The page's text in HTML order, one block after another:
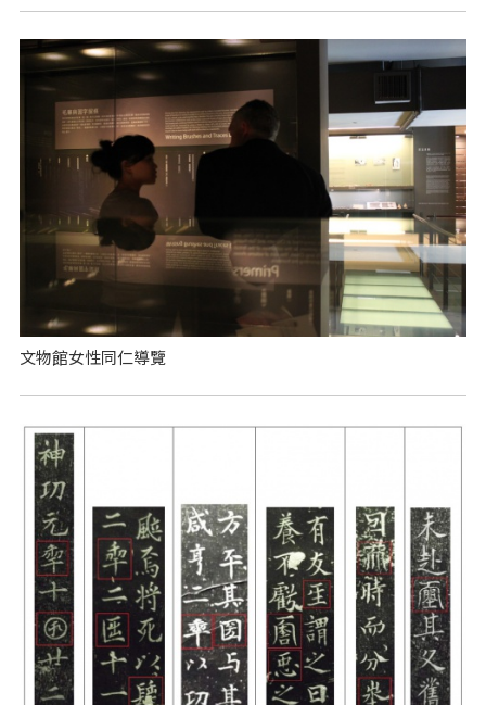
文物館女性同仁導覽